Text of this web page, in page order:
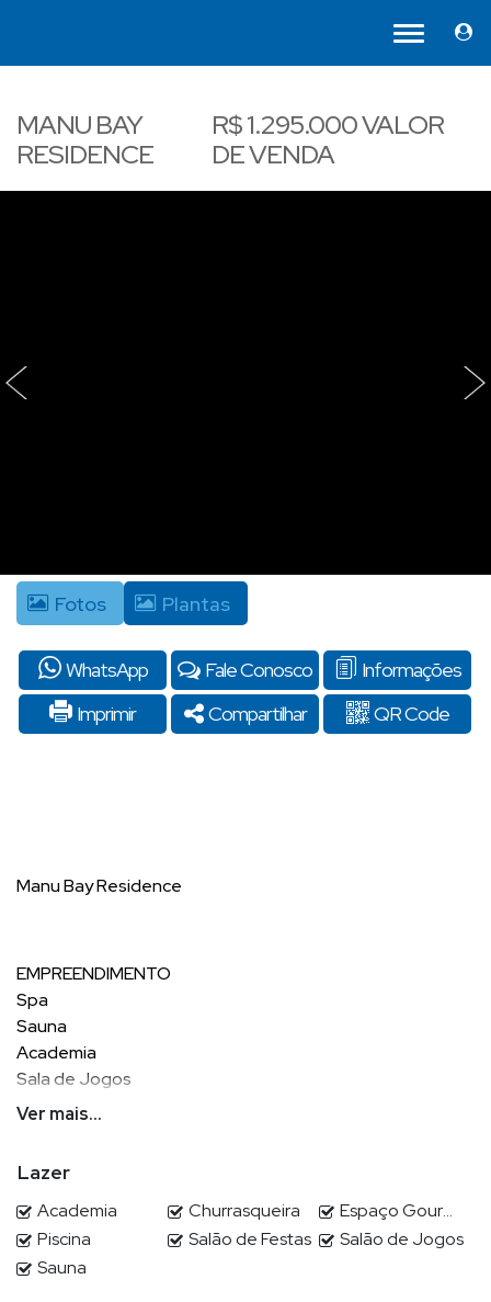
MANU BAY
RESIDENCE
R$1.295.000VALOR
DE VENDA
‹ ›
Fotos Plantas
WhatsApp Fale Conosco
Informações
Imprimir
Compartilhar QR Code
Manu Bay Residence
EMPREENDIMENTO
Spa
Sauna
Academia
Sala de Jogos
Salão de Festas
Bicicletário
Playground
Espaço Gourmet
Brinquedoteca
Ver mais...
Lazer
Academia Churrasqueira
Espaço Gourmet
Piscina
Salão de Festas
Salão de Jogos
Sauna